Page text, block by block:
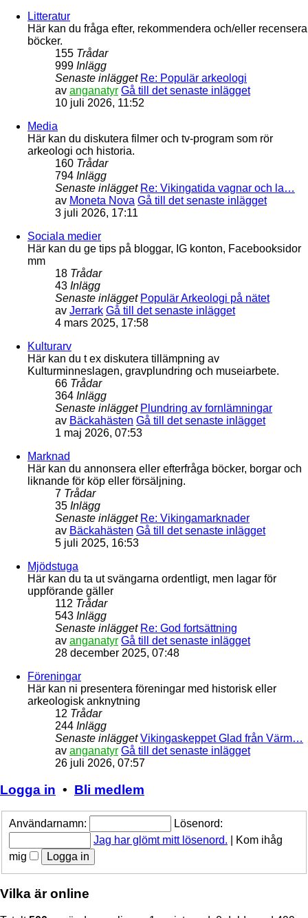
Litteratur
Här kan du fråga efter, rekommendera och/eller recensera
böcker.
155 Trådar
999 Inlägg
Senaste inlägget Re: Populär arkeologi
av anganatyr Gå till det senaste inlägget
10 juli 2026, 11:52
Media
Här kan du diskutera filmer och tv-program som rör
arkeologi och historia.
160 Trådar
794 Inlägg
Senaste inlägget Re: Vikingatida vagnar och la…
av Moneta Nova Gå till det senaste inlägget
3 juli 2026, 17:11
Sociala medier
Här kan du ge tips på bloggar, IG konton, Facebooksidor
mm
18 Trådar
43 Inlägg
Senaste inlägget Populär Arkeologi på nätet
av Jerrark Gå till det senaste inlägget
4 mars 2025, 17:58
Kulturarv
Här kan du t ex diskutera tillämpning av
Kulturminneslagen, gravplundring och museiarbete.
66 Trådar
364 Inlägg
Senaste inlägget Plundring av fornlämningar
av Bäckahästen Gå till det senaste inlägget
1 maj 2026, 07:53
Marknad
Här kan du annonsera eller efterfråga böcker, borgar och
liknande för köp eller försäljning.
7 Trådar
35 Inlägg
Senaste inlägget Re: Vikingamarknader
av Bäckahästen Gå till det senaste inlägget
5 juli 2025, 16:53
Mjödstuga
Här kan du ta ut svängarna ordentligt, men lagar för
uppförande gäller
112 Trådar
543 Inlägg
Senaste inlägget Re: God fortsättning
av anganatyr Gå till det senaste inlägget
28 december 2025, 07:48
Föreningar
Här kan ni presentera föreningar med historisk eller
arkeologisk anknytning
12 Trådar
244 Inlägg
Senaste inlägget Vikingaskeppet Glad från Värm…
av anganatyr Gå till det senaste inlägget
26 juli 2026, 07:57
Logga in • Bli medlem
Användarnamn:
Lösenord:
Jag har glömt mitt lösenord.
Kom ihåg
mig
Vilka är online